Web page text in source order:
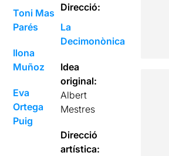
Toni Mas
Parés
Ilona
Muñoz
Eva
Ortega
Puig
Direcció:
La
Decimonònica
Idea
original:
Albert
Mestres
Direcció
artística: